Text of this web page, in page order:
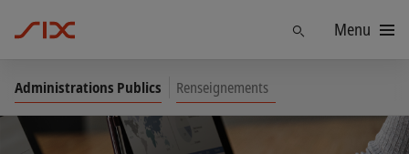
TrouverMenu
Administrations Publics Renseignements